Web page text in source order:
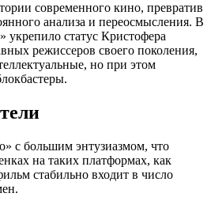
современного кино, превратив
анализа и переосмысления. В
укрепило статус Кристофера
режиссеров своего поколения,
но при этом
с большим энтузиазмом, что
на таких платформах, как
стабильно входит в число